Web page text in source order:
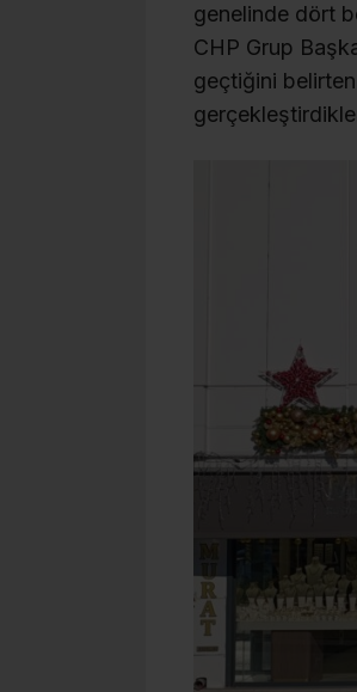
genelinde dört
CHP Grup
geçtiğini